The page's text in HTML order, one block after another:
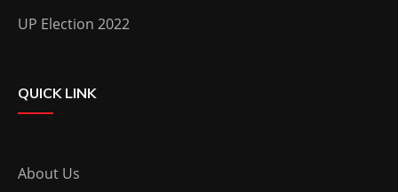
UP Election 2022
QUICK LINK
About Us